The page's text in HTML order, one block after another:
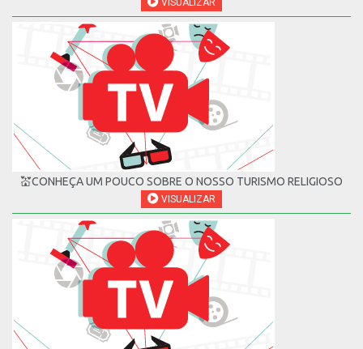
VISUALIZAR
💒CONHEÇA UM POUCO SOBRE O NOSSO TURISMO RELIGIOSO
VISUALIZAR